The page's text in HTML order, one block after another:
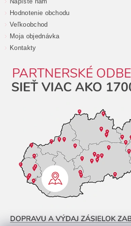
Hodnotenie obchodu
Veľkoobchod
Moja objednávka
Kontakty